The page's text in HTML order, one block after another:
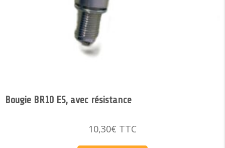
Bougie BR10 ES, avec résistance
10,30€ TTC